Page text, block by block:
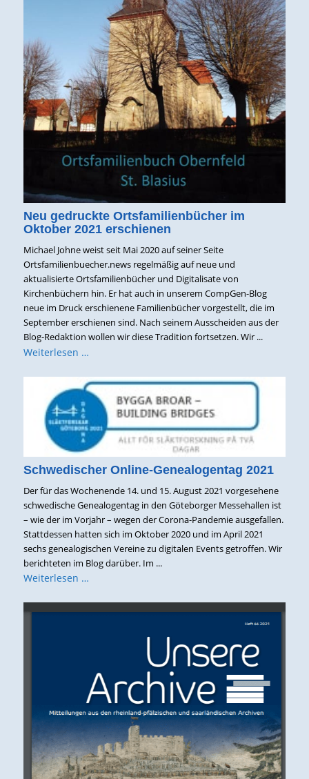
Neu gedruckte Ortsfamilienbücher im
Oktober 2021 erschienen
Michael Johne weist seit Mai 2020 auf seiner Seite
Ortsfamilienbuecher.news regelmäßig auf neue und
aktualisierte Ortsfamilienbücher und Digitalisate von
Kirchenbüchern hin. Er hat auch in unserem CompGen-Blog
neue im Druck erschienene Familienbücher vorgestellt, die im
September erschienen sind. Nach seinem Ausscheiden aus der
Blog-Redaktion wollen wir diese Tradition fortsetzen. Wir ...
Weiterlesen …
Schwedischer Online-Genealogentag 2021
Der für das Wochenende 14. und 15. August 2021 vorgesehene
schwedische Genealogentag in den Göteborger Messehallen ist
– wie der im Vorjahr – wegen der Corona-Pandemie ausgefallen.
Stattdessen hatten sich im Oktober 2020 und im April 2021
sechs genealogischen Vereine zu digitalen Events getroffen. Wir
berichteten im Blog darüber. Im ...
Weiterlesen …